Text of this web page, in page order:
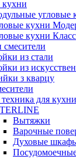
кухни
угловые
кухни
кухни
из стали
из
з кварцу
для кухни
Вытяжки
Варочные
Духовые